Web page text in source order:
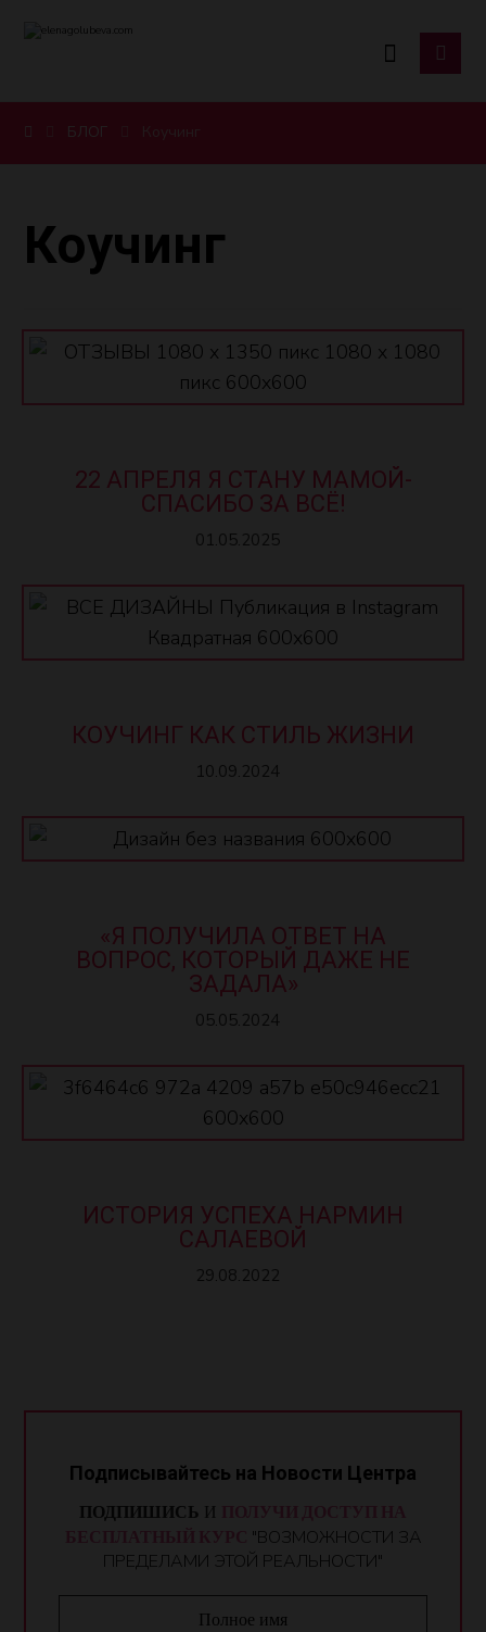
БЛОГ
Коучинг
22 АПРЕЛЯ Я СТАНУ МАМОЙ-
СПАСИБО ЗА ВСЁ!
01.05.2025
КОУЧИНГ КАК СТИЛЬ ЖИЗНИ
10.09.2024
«Я ПОЛУЧИЛА ОТВЕТ НА
ВОПРОС, КОТОРЫЙ ДАЖЕ НЕ
ЗАДАЛА»
05.05.2024
ИСТОРИЯ УСПЕХА НАРМИН
САЛАЕВОЙ
29.08.2022
Подписывайтесь на Новости Центра
ПОДПИШИСЬ И
"ВОЗМОЖНОСТИ ЗА
ПРЕДЕЛАМИ ЭТОЙ РЕАЛЬНОСТИ"